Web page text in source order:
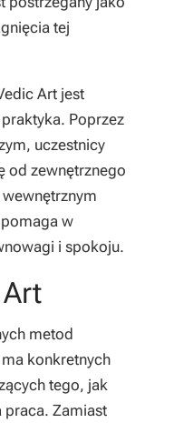
tej
Art jest
Poprzez
uczestnicy
od zewnętrznego
w
i spokoju.
metod
konkretnych
tego, jak
Zamiast